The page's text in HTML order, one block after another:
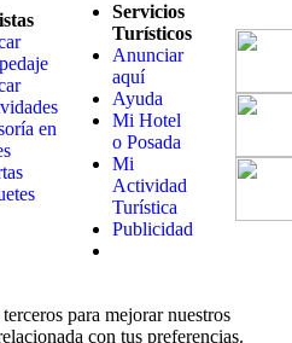
en
Servicios
Turísticos
Anunciar
aquí
Ayuda
Mi Hotel
o Posada
Mi
Actividad
Turística
Publicidad
para mejorar nuestros
con tus preferencias.